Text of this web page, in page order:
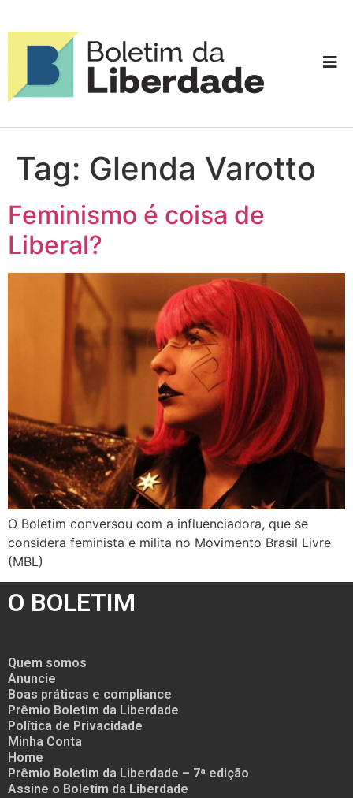
Tag: Glenda Varotto
Feminismo é coisa de
Liberal?
O Boletim conversou com a influenciadora, que se
considera feminista e milita no Movimento Brasil Livre
(MBL)
O BOLETIM
Quem somos
Anuncie
Boas práticas e compliance
Prêmio Boletim da Liberdade
Política de Privacidade
Minha Conta
Home
Prêmio Boletim da Liberdade – 7ª edição
Assine o Boletim da Liberdade